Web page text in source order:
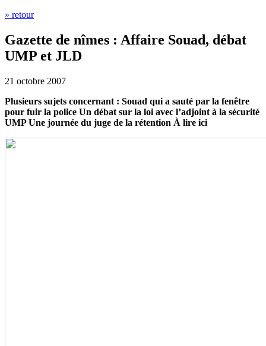
» retour
Gazette de nîmes : Affaire Souad, débat
UMP et JLD
21 octobre 2007
Plusieurs sujets concernant : Souad qui a sauté par la fenêtre
pour fuir la police Un débat sur la loi avec l’adjoint à la sécurité
UMP Une journée du juge de la rétention À lire ici